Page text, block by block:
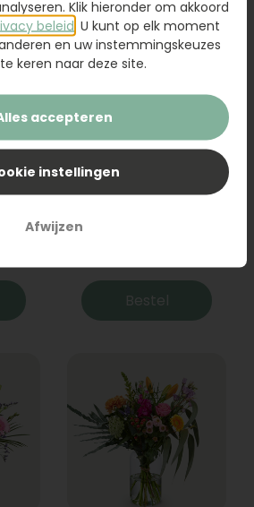
Bestel
Klik hieronder om akkoord
beleid . U kunt op elk moment
en uw instemmingskeuzes
keren naar deze site.
accepteren
instellingen
Afwijzen